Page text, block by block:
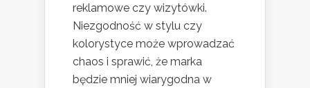
reklamowe czy wizytówki.
Niezgodność w stylu czy
kolorystyce może wprowadzać
chaos i sprawić, że marka
będzie mniej wiarygodna w